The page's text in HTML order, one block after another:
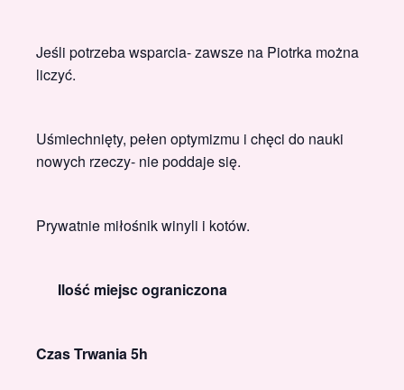
Jeśli potrzeba wsparcia- zawsze na Piotrka można
liczyć.
Uśmiechnięty, pełen optymizmu i chęci do nauki
nowych rzeczy- nie poddaje się.
Prywatnie miłośnik winyli i kotów.
Ilość miejsc ograniczona
Czas Trwania 5h